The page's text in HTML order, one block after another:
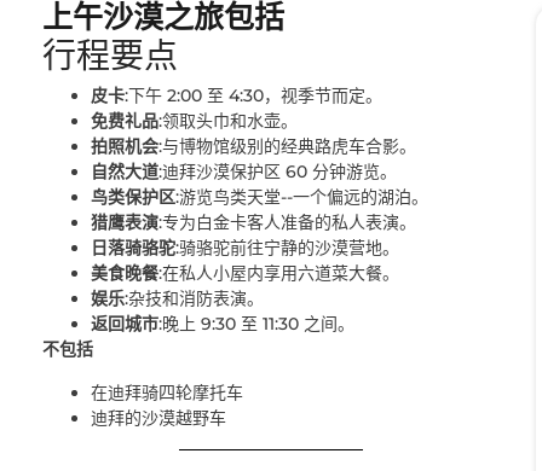
上午沙漠之旅包括
行程要点
皮卡:下午 2:00 至 4:30，视季节而定。
免费礼品:领取头巾和水壶。
拍照机会:与博物馆级别的经典路虎车合影。
自然大道:迪拜沙漠保护区 60 分钟游览。
鸟类保护区:游览鸟类天堂--一个偏远的湖泊。
猎鹰表演:专为白金卡客人准备的私人表演。
日落骑骆驼:骑骆驼前往宁静的沙漠营地。
美食晚餐:在私人小屋内享用六道菜大餐。
娱乐:杂技和消防表演。
返回城市:晚上 9:30 至 11:30 之间。
不包括
在迪拜骑四轮摩托车
迪拜的沙漠越野车